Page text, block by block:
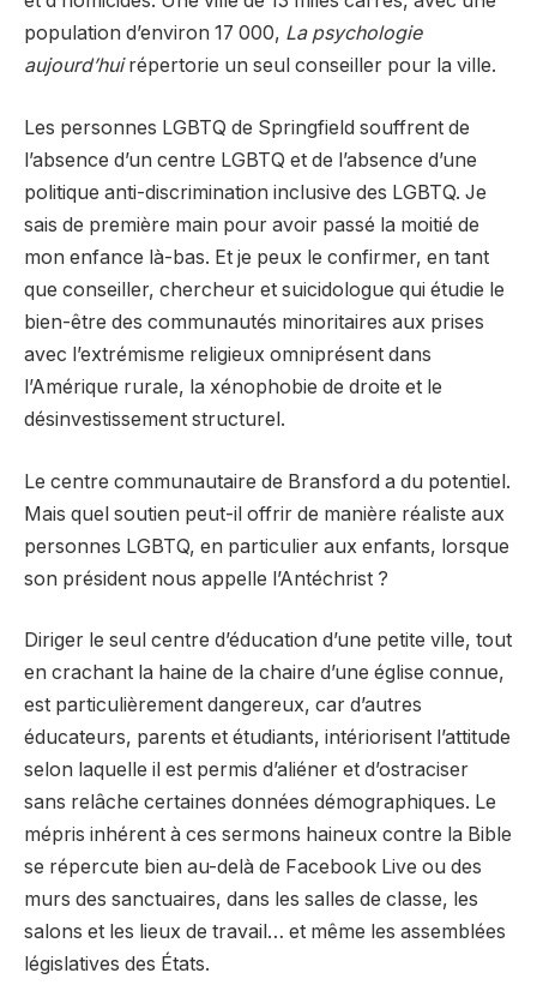
population d’environ 17 000, La psychologie
aujourd’huirépertorie un seul conseiller pour la ville.
Les personnes LGBTQ de Springfield souffrent de
l’absence d’un centre LGBTQ et de l’absence d’une
politique anti-discrimination inclusive des LGBTQ. Je
sais de première main pour avoir passé la moitié de
mon enfance là-bas. Et je peux le confirmer, en tant
que conseiller, chercheur et suicidologue qui étudie le
bien-être des communautés minoritaires aux prises
avec l’extrémisme religieux omniprésent dans
l’Amérique rurale, la xénophobie de droite et le
désinvestissement structurel.
Le centre communautaire de Bransford a du potentiel.
Mais quel soutien peut-il offrir de manière réaliste aux
personnes LGBTQ, en particulier aux enfants, lorsque
son président nous appelle l’Antéchrist ?
Diriger le seul centre d’éducation d’une petite ville, tout
en crachant la haine de la chaire d’une église connue,
est particulièrement dangereux, car d’autres
éducateurs, parents et étudiants, intériorisent l’attitude
selon laquelle il est permis d’aliéner et d’ostraciser
sans relâche certaines données démographiques. Le
mépris inhérent à ces sermons haineux contre la Bible
se répercute bien au-delà de Facebook Live ou des
murs des sanctuaires, dans les salles de classe, les
salons et les lieux de travail… et même les assemblées
législatives des États.